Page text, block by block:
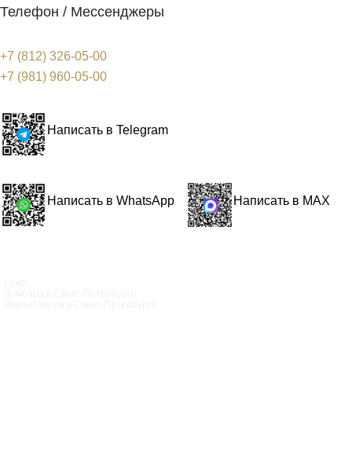
Телефон / Мессенджеры
+7 (812) 326-05-00
+7 (981) 960-05-00
Написать в Telegram
Написать в WhatsApp Написать в MAX